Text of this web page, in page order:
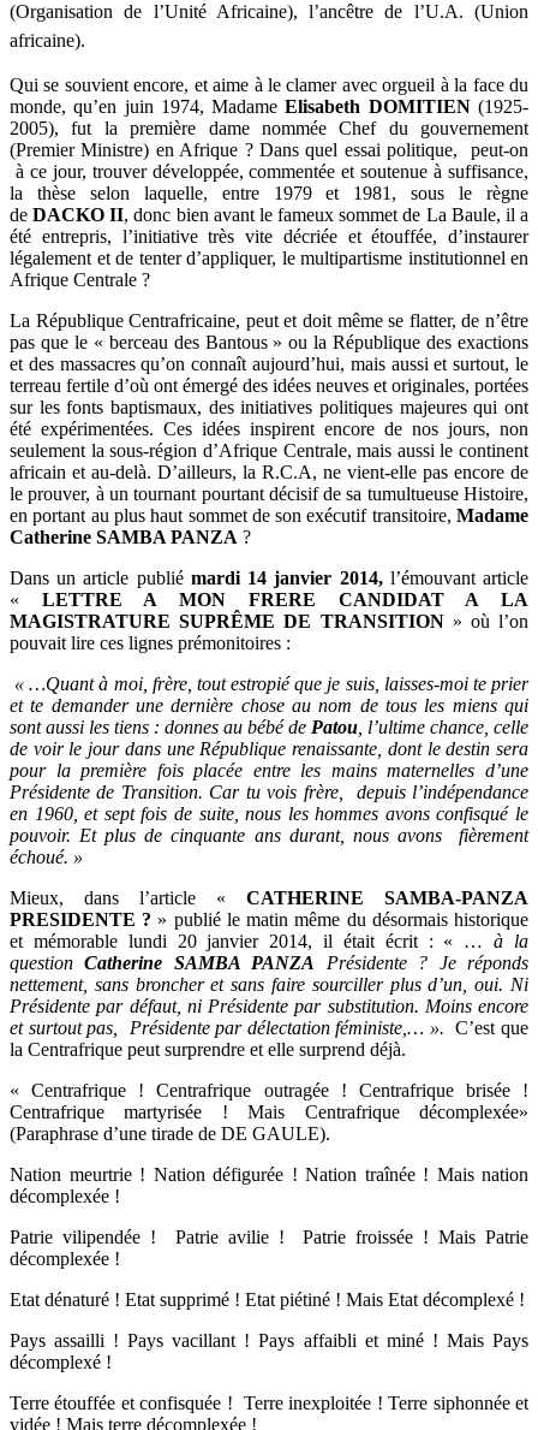
(Organisation de l’Unité Africaine), l’ancêtre de l’U.A. (Union
africaine).
Qui se souvient encore, et aime à le clamer avec orgueil à la face du
monde, qu’en juin 1974, MadameElisabeth DOMITIEN(1925-
2005), fut la première dame nommée Chef du gouvernement
(Premier Ministre) en Afrique ? Dans quel essai politique, peut-on
à ce jour, trouver développée, commentée et soutenue à suffisance,
la thèse selon laquelle, entre 1979 et 1981, sous le règne
deDACKO II, donc bien avant le fameux sommet de La Baule, il a
été entrepris, l’initiative très vite décriée et étouffée, d’instaurer
légalement et de tenter d’appliquer, le multipartisme institutionnel en
Afrique Centrale ?
La République Centrafricaine, peut et doit même se flatter, de n’être
pas que le « berceau des Bantous » ou la République des exactions
et des massacres qu’on connaît aujourd’hui, mais aussi et surtout, le
terreau fertile d’où ont émergé des idées neuves et originales, portées
sur les fonts baptismaux, des initiatives politiques majeures qui ont
été expérimentées. Ces idées inspirent encore de nos jours, non
seulement la sous-région d’Afrique Centrale, mais aussi le continent
africain et au-delà. D’ailleurs, la R.C.A, ne vient-elle pas encore de
le prouver, à un tournant pourtant décisif de sa tumultueuse Histoire,
en portant au plus haut sommet de son exécutif transitoire, Madame
Catherine SAMBA PANZA ?
Dans un article publié mardi 14 janvier 2014, l’émouvant article
« LETTRE A MON FRERE CANDIDAT A LA
MAGISTRATURE SUPRÊME DE TRANSITION » où l’on
pouvait lire ces lignes prémonitoires :
« …Quant à moi, frère, tout estropié que je suis, laisses-moi te prier
et te demander une dernière chose au nom de tous les miens qui
sont aussi les tiens : donnes au bébé de Patou , l’ultime chance, celle
de voir le jour dans une République renaissante, dont le destin sera
pour la première fois placée entre les mains maternelles d’une
Présidente de Transition. Car tu vois frère, depuis l’indépendance
en 1960, et sept fois de suite, nous les hommes avons confisqué le
pouvoir. Et plus de cinquante ans durant, nous avons fièrement
échoué. »
Mieux, dans l’article « CATHERINE SAMBA-PANZA
PRESIDENTE ? » publié le matin même du désormais historique
et mémorable lundi 20 janvier 2014, il était écrit : « …à la
question Catherine SAMBA PANZA Présidente ? Je réponds
nettement, sans broncher et sans faire sourciller plus d’un, oui. Ni
Présidente par défaut, ni Présidente par substitution. Moins encore
et surtout pas, Présidente par délectation féministe,… ». C’est que
la Centrafrique peut surprendre et elle surprend déjà.
« Centrafrique ! Centrafrique outragée ! Centrafrique brisée !
Centrafrique martyrisée ! Mais Centrafrique décomplexée»
(Paraphrase d’une tirade de DE GAULE).
Nation meurtrie ! Nation défigurée ! Nation traînée ! Mais nation
décomplexée !
Patrie vilipendée ! Patrie avilie ! Patrie froissée ! Mais Patrie
décomplexée !
Etat dénaturé ! Etat supprimé ! Etat piétiné ! Mais Etat décomplexé !
Pays assailli ! Pays vacillant ! Pays affaibli et miné ! Mais Pays
décomplexé !
Terre étouffée et confisquée ! Terre inexploitée ! Terre siphonnée et
vidée ! Mais terre décomplexée !